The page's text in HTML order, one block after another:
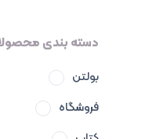
دسته بندی
بولتن
فروشگاه